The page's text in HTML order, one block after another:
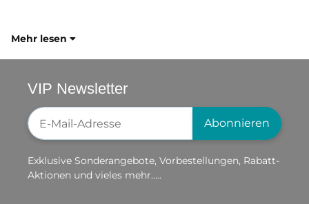
Mehr lesen
VIP Newsletter
Newsletter-Registrierung
Abonnieren
Exklusive Sonderangebote, Vorbestellungen, Rabatt-
Aktionen und vieles mehr.....